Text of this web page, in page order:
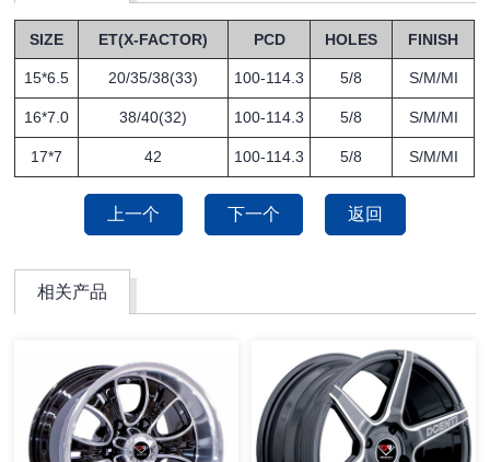
SIZE ET(X-FACTOR) PCD HOLES FINISH
15*6.5 20/35/38(33) 100-114.3 5/8 S/M/MI
16*7.0 38/40(32) 100-114.3 5/8 S/M/MI
17*7 42 100-114.3 5/8 S/M/MI
上一个 下一个 返回
相关产品